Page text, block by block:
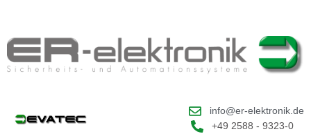
springen
info@er-elektronik.de
+49 2588 - 9323-0